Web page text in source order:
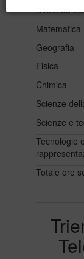
Diritto ed
Matematica
Geografia
Fisica
Chimica
Scienze
Scienze e
Tecnologie
Totale ore